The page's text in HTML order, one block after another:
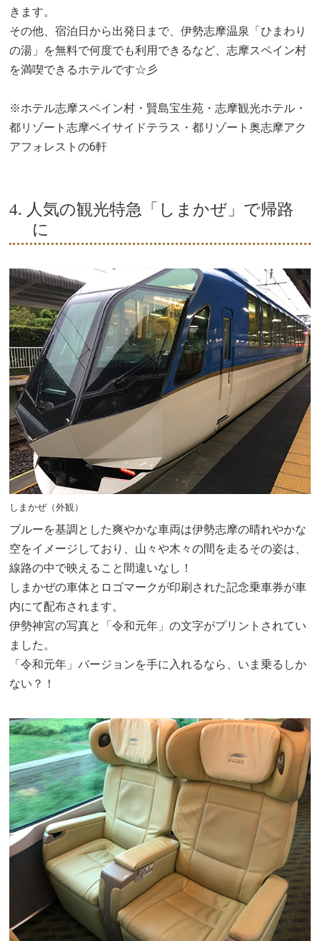
きます。
その他、宿泊日から出発日まで、伊勢志摩温泉「ひまわり
の湯」を無料で何度でも利用できるなど、志摩スペイン村
を満喫できるホテルです☆彡
※ホテル志摩スペイン村・賢島宝生苑・志摩観光ホテル・
都リゾート志摩ベイサイドテラス・都リゾート奥志摩アク
アフォレストの6軒
4. 人気の観光特急「しまかぜ」で帰路
に
しまかぜ（外観）
ブルーを基調とした爽やかな車両は伊勢志摩の晴れやかな
空をイメージしており、山々や木々の間を走るその姿は、
線路の中で映えること間違いなし！
しまかぜの車体とロゴマークが印刷された記念乗車券が車
内にて配布されます。
伊勢神宮の写真と「令和元年」の文字がプリントされてい
ました。
「令和元年」バージョンを手に入れるなら、いま乗るしか
ない？！